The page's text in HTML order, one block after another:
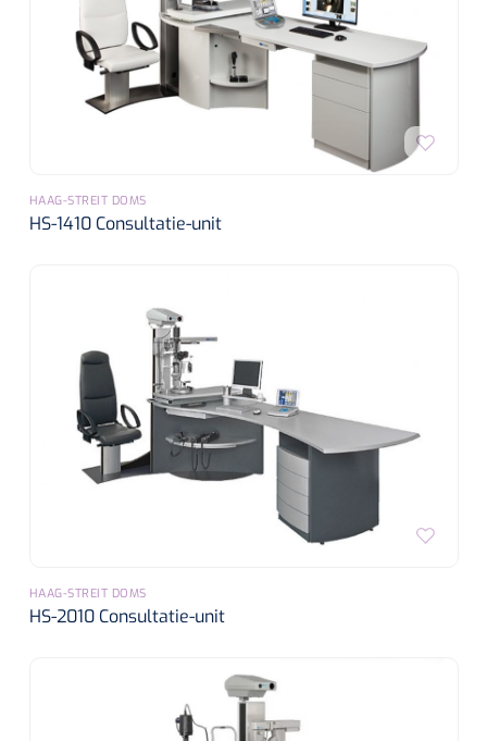
HAAG-STREIT DOMS
HS-1410 Consultatie-unit
HAAG-STREIT DOMS
HS-2010 Consultatie-unit